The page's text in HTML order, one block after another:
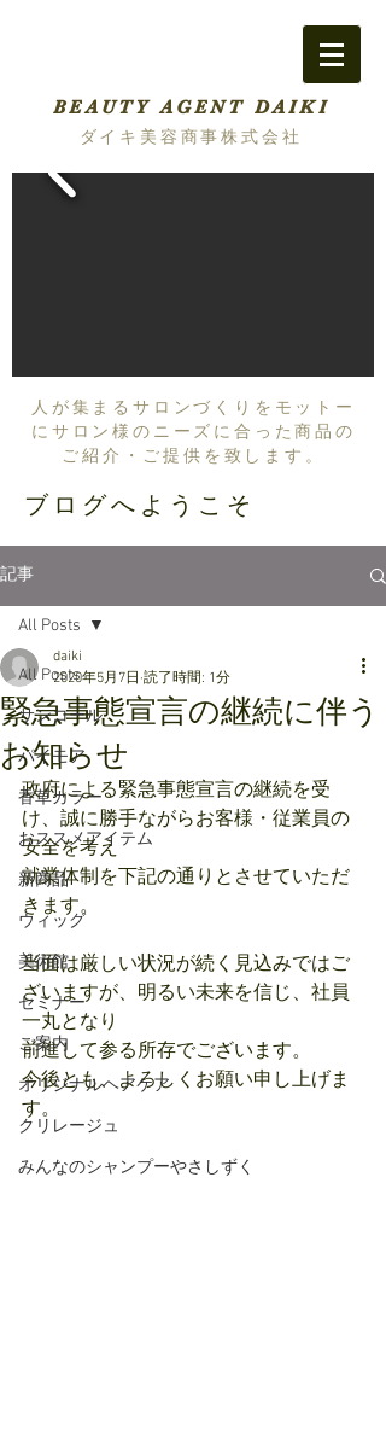
BEAUTY AGENT DAIKI
ダイキ美容商事株式会社
人が集まるサロンづくりをモットー
にサロン様のニーズに合った商品の
ご紹介・ご提供を致します。
ブログへようこそ
記事
All Posts
サンコール
パイモア
香草カラー
おススメアイテム
新商品
ウィッグ
美術館
セミナー
ご案内
オリジナルヘアケア
クリレージュ
みんなのシャンプーやさしずく
All Posts
緊急事態宣言の継続に伴う
お知らせ
daiki
2020年5月7日 読了時間: 1分
政府による緊急事態宣言の継続を受
け、誠に勝手ながらお客様・従業員の
安全を考え
就業体制を下記の通りとさせていただ
きます。
当面は厳しい状況が続く見込みではご
ざいますが、明るい未来を信じ、社員
一丸となり
前進して参る所存でございます。
今後とも、よろしくお願い申し上げま
す。